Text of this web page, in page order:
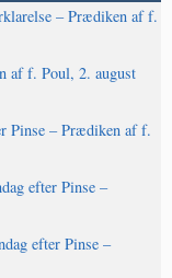
– Prædiken af f.
af f. Poul, 2. august
Pinse – Prædiken af f.
efter Pinse –
efter Pinse –